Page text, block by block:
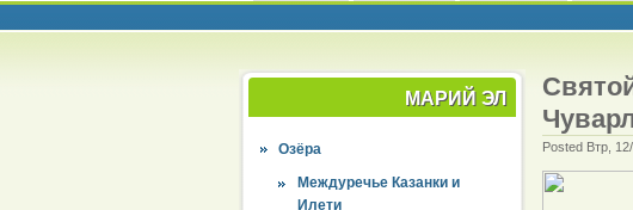
МАРИЙ ЭЛ
Озёра
Междуречье Казанки и
Илети
Posted Втр,